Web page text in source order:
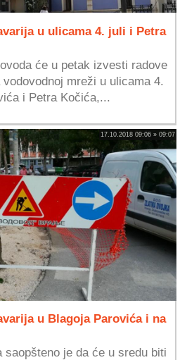
u ulicama 4. juli i Petra
će u petak izvesti radove
mreži u ulicama 4.
i Petra Kočića,...
17.10.2018 09:06 » 09:07
u Blagoja Parovića i na
saopšteno je da će u sredu biti